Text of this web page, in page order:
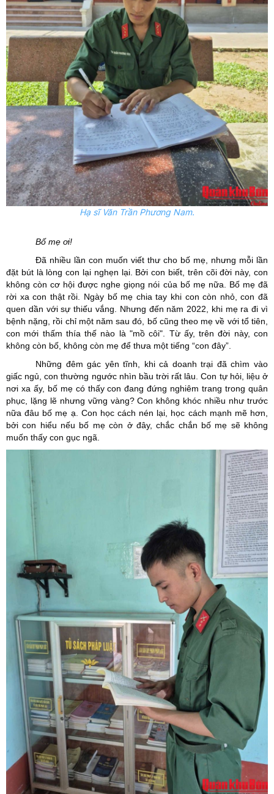
Hạ sĩ Văn Trần Phương Nam.
Bố mẹ ơi!
Đã nhiều lần con muốn viết thư cho bố mẹ, nhưng mỗi lần
đặt bút là lòng con lại nghẹn lại. Bởi con biết, trên cõi đời này, con
không còn cơ hội được nghe giọng nói của bố mẹ nữa. Bố mẹ đã
rời xa con thật rồi. Ngày bố mẹ chia tay khi con còn nhỏ, con đã
quen dần với sự thiếu vắng. Nhưng đến năm 2022, khi mẹ ra đi vì
bệnh nặng, rồi chỉ một năm sau đó, bố cũng theo mẹ về với tổ tiên,
con mới thấm thía thế nào là "mồ côi". Từ ấy, trên đời này, con
không còn bố, không còn mẹ để thưa một tiếng “con đây”.
Những đêm gác yên tĩnh, khi cả doanh trại đã chìm vào
giấc ngủ, con thường ngước nhìn bầu trời rất lâu. Con tự hỏi, liệu ở
nơi xa ấy, bố mẹ có thấy con đang đứng nghiêm trang trong quân
phục, lặng lẽ nhưng vững vàng? Con không khóc nhiều như trước
nữa đâu bố mẹ ạ. Con học cách nén lại, học cách mạnh mẽ hơn,
bởi con hiểu nếu bố mẹ còn ở đây, chắc chắn bố mẹ sẽ không
muốn thấy con gục ngã.